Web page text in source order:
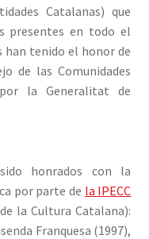
Catalanas) que
presentes en todo el
han tenido el honor de
de las Comunidades
la Generalitat de
honrados con la
por parte de la IPECC
la Cultura Catalana):
Franquesa (1997),